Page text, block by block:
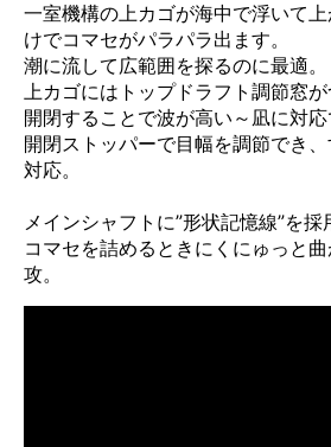
一室機構の上カゴが海中で浮いて
けでコマセがパラパラ出ます。
潮に流して広範囲を探るのに最適。
上カゴにはトップドラフト調節窓が
開閉することで波が高い～凪に対応
開閉ストッパーで目幅を調節でき
対応。
メインシャフトに”形状記憶線”を採
コマセを詰めるときにくにゅっと
攻。